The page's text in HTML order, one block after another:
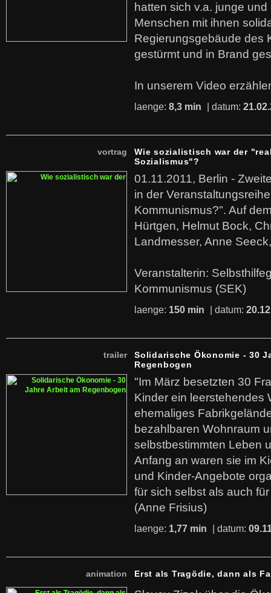
hatten sich v.a. junge
Menschen mit ihnen
Regierungsgebäude des
gestürmt und in Brand
In unserem Video
laenge: 8,3 min | datum:
vortrag
Wie sozialistisch war der
Sozialismus"?
01.11.2011, Berlin -
in der
Kommunismus?". Auf
Hürtgen, Helmut Bock,
Landmesser, Anne
Veranstalterin:
Kommunismus (SEK)
laenge: 150 min | datum:
trailer
Solidarische Ökonomie - 30
Regenbogen
"Im März besetzten 30
Kinder ein leerstehendes
ehemaliges
bezahlbaren Wohnraum
selbstbestimmten Leben
Anfang an waren sie im
und Kinder-Angebote
für sich selbst als auch
(Anne Frisius)
laenge: 1,77 min | datum:
animation Erst als Tragödie, dann als